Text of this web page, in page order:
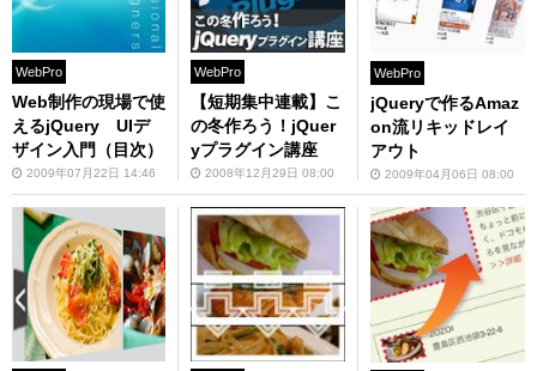
WebPro
Web制作の現場で使
えるjQuery UIデ
ザイン入門（目次）
2009年07月22日 14:46
WebPro
【短期集中連載】こ
の冬作ろう！jQuer
yプラグイン講座
2008年12月29日 08:00
WebPro
jQueryで作るAmaz
on流リキッドレイ
アウト
2009年04月06日 08:00